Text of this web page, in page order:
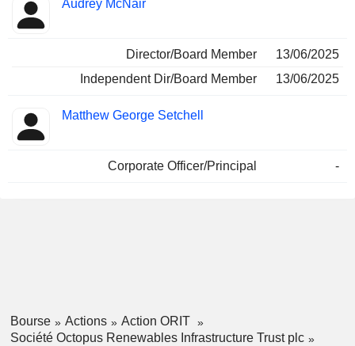
Audrey McNair
Director/Board Member
13/06/2025
Independent Dir/Board Member
13/06/2025
Matthew George Setchell
Corporate Officer/Principal -
Bourse Actions
Action ORIT
Société Octopus Renewables Infrastructure Trust plc